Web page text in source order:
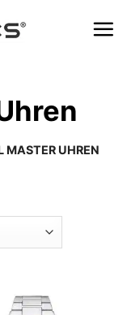
MASTER UHREN